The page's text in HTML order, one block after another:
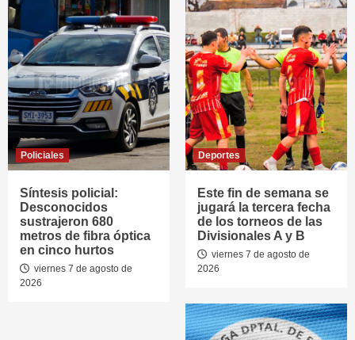
Policiales
Síntesis policial:
Desconocidos
sustrajeron 680
metros de fibra óptica
en cinco hurtos
viernes 7 de agosto de
2026
Deportes
Este fin de semana se
jugará la tercera fecha
de los torneos de las
Divisionales A y B
viernes 7 de agosto de
2026